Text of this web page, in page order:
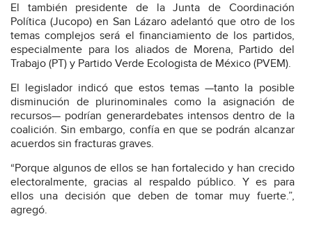
El también presidente de la Junta de Coordinación
Política (Jucopo) en San Lázaro adelantó que otro de los
temas complejos será el financiamiento de los partidos,
especialmente para los aliados de Morena, Partido del
Trabajo (PT) y Partido Verde Ecologista de México (PVEM).
El legislador indicó que estos temas —tanto la posible
disminución de plurinominales como la asignación de
recursos— podrían generardebates intensos dentro de la
coalición. Sin embargo, confía en que se podrán alcanzar
acuerdos sin fracturas graves.
“Porque algunos de ellos se han fortalecido y han crecido
electoralmente, gracias al respaldo público. Y es para
ellos una decisión que deben de tomar muy fuerte.”,
agregó.